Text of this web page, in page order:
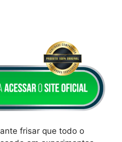
frisar que todo o